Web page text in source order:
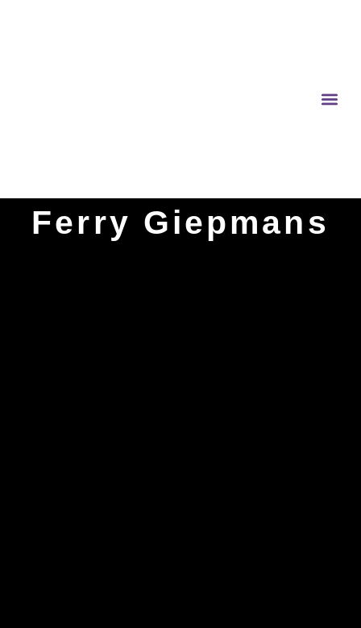
Ferry Giepmans